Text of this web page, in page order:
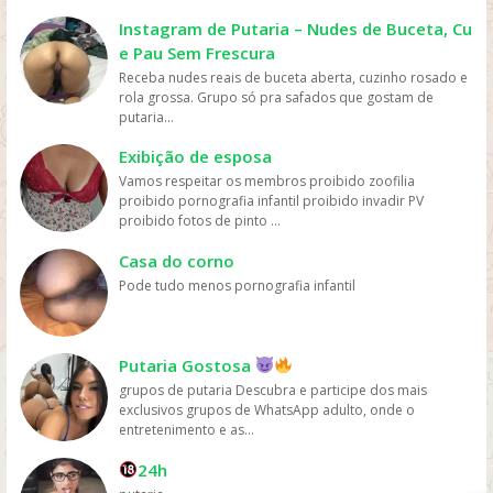
cinema ou comprar DVDs, tornando mais fácil para as
pessoas assistirem filmes sem gastar muito dinheiro.
Personalização: os serviços de streaming geralmente
oferecem recomendações personalizadas com base
nos gostos dos usuários, permitindo que eles
descubram novos filmes e programas que possam
filmes online. Em resumo, os filmes são mais assistidos
online devido à sua conveniência, variedade, acesso
fácil, preços acessíveis e personalização, oferecidos
pelas plataformas de streaming.
Instagram de Putaria – Nudes de Buceta, Cu
e Pau Sem Frescura
Receba nudes reais de buceta aberta, cuzinho rosado e
rola grossa. Grupo só pra safados que gostam de
putaria...
Exibição de esposa
Vamos respeitar os membros proibido zoofilia
proibido pornografia infantil proibido invadir PV
proibido fotos de pinto ...
Casa do corno
Pode tudo menos pornografia infantil
Putaria Gostosa
grupos de putaria Descubra e participe dos mais
exclusivos grupos de WhatsApp adulto, onde o
entretenimento e as...
24h